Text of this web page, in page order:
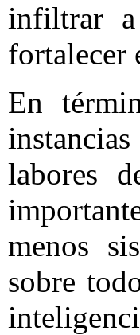
infiltrar
fortalecer
En
labores
menos
sobre